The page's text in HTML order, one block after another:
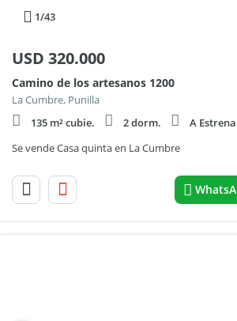
1/43
USD 320.000
Camino de los artesanos 1200
La Cumbre, Punilla
135 m² cubie.
2 dorm.
A
Se vende Casa quinta en La Cumbre